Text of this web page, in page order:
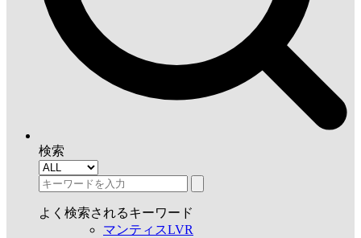
検索
よく検索されるキーワード
マンティスLVR